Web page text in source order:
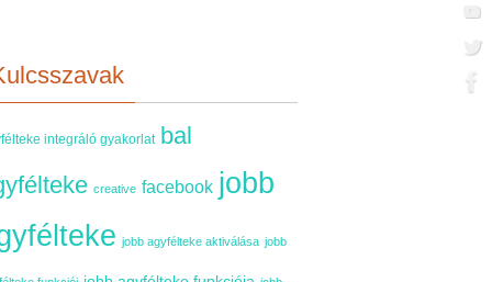
integráló gyakorlat bal
creative facebook jobb
jobb agyfélteke aktiválása jobb